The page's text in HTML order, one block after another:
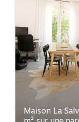
Maison La